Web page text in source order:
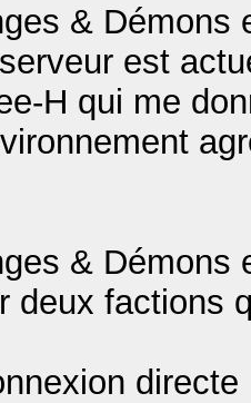
& Démons
est
H qui me
& Démons
deux factions
directe